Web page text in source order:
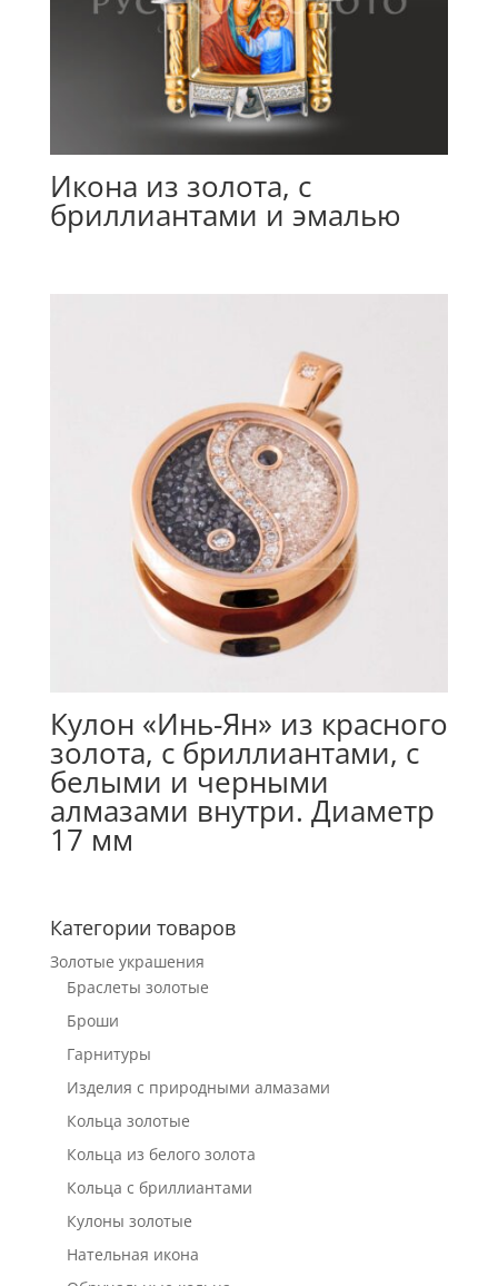
Икона из золота, с
бриллиантами и эмалью
Кулон «Инь-Ян» из красного
золота, с бриллиантами, с
белыми и черными
алмазами внутри. Диаметр
17 мм
Категории товаров
Золотые украшения
Браслеты золотые
Броши
Гарнитуры
Изделия с природными алмазами
Кольца золотые
Кольца из белого золота
Кольца с бриллиантами
Кулоны золотые
Нательная икона